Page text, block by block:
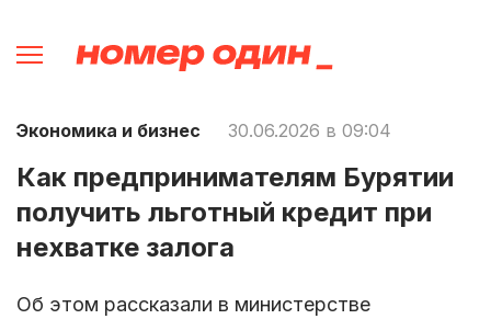
Экономика и бизнес 30.06.2026 в 09:04
Как предпринимателям Бурятии
получить льготный кредит при
нехватке залога
Об этом рассказали в министерстве